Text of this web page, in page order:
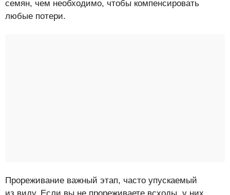
семян, чем необходимо, чтобы компенсировать
любые потери.
Прореживание важный этап, часто упускаемый
из виду. Если вы не прореживаете всходы, у них